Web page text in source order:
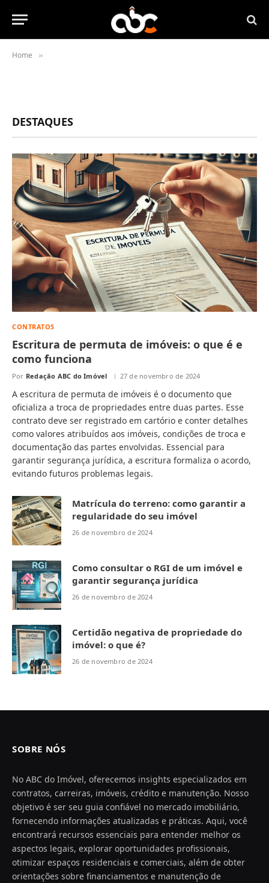
Home »
DESTAQUES
CONTRATOS
Escritura de permuta de imóveis: o que é e
como funciona
Por Redação ABC do Imóvel 27 de novembro de 2024
A escritura de permuta de imóveis é o documento que
oficializa a troca de propriedades entre duas partes. Esse
contrato deve ser registrado em cartório e conter detalhes
como valores atribuídos aos imóveis, condições de troca e
documentação das partes envolvidas. Essencial para
garantir segurança jurídica, a escritura formaliza o acordo,
evitando futuros problemas legais.
Matrícula do terreno: como garantir a
regularidade do seu imóvel
26 de novembro de 2024
Como consultar o RGI de um imóvel e
garantir segurança jurídica
26 de novembro de 2024
Certidão negativa de propriedade do
imóvel: o que é?
26 de novembro de 2024
SOBRE NÓS
No ABC do Imóvel, oferecemos insights especializados em
contratos, carreiras, imóveis, crédito e manutenção. Nosso
objetivo é ser seu guia confiável no mercado imobiliário,
fornecendo informações atualizadas e práticas. Aqui, você
encontrará recursos essenciais para entender melhor os
aspectos legais, explorar oportunidades profissionais,
otimizar espaços residenciais e comerciais, além de obter
orientações sobre financiamentos e manutenção de